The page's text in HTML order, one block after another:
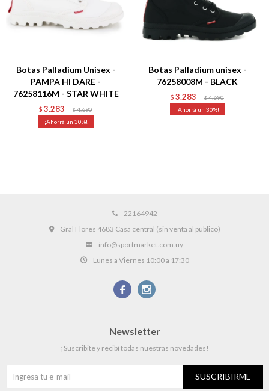
Botas Palladium Unisex -
PAMPA HI DARE -
76258116M - STAR WHITE
$ 3.283 $ 4.690
30
Botas Palladium unisex -
76258008M - BLACK
$ 3.283 $ 4.690
30
22164942
Gral Flores 4683 Casa central (sin venta al público)
info@sportmarket.com.uy
Lunes a Viernes 10:00 a 17:30
 
Newsletter
¡Suscribite y recibí todas nuestras novedades!
SUSCRIBIRME